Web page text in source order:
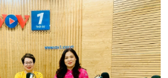
Biên cương - Một dải vững
bền